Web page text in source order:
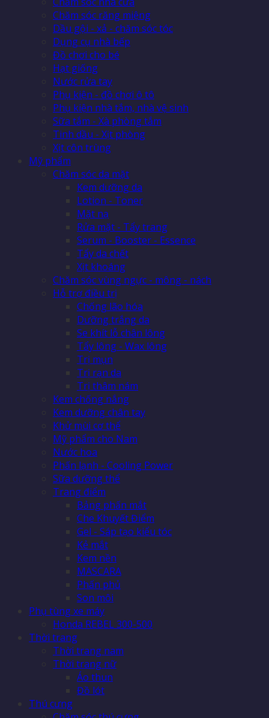
Chăm sóc răng miệng
Dầu gội - xả - chăm sóc tóc
Dụng cụ nhà bếp
Đồ chơi cho bé
Hạt giống
Nước rửa tay
Phụ kiện - đồ chơi ô tô
Phụ kiện nhà tắm, nhà vệ sinh
Sữa tắm - Xà phòng tắm
Tinh dầu - Xịt phòng
Xịt côn trùng
Mỹ phẩm
Chăm sóc da mặt
Kem dưỡng da
Lotion - Toner
Mặt nạ
Rửa mặt - Tẩy trang
Serum - Booster - Essence
Tẩy da chết
Xịt khoáng
Chăm sóc vùng ngực - mông - nách
Hỗ trợ điều trị
Chống lão hóa
Dưỡng trắng da
Se khít lỗ chân lông
Tẩy lông - Wax lông
Trị mụn
Trị rạn da
Trị thâm nám
Kem chống nắng
Kem dưỡng chân tay
Khử mùi cơ thể
Mỹ phẩm cho Nam
Nước hoa
Phấn lạnh - Cooling Power
Sữa dưỡng thể
Trang điểm
Bảng phấn mắt
Che Khuyết Điểm
Gel - Sáp tạo kiểu tóc
Kẻ mắt
Kem nền
MASCARA
Phấn phủ
Son môi
Phụ tùng xe máy
Honda REBEL 300-500
Thời trang
Thời trang nam
Thời trang nữ
Áo thun
Đồ lót
Thú cưng